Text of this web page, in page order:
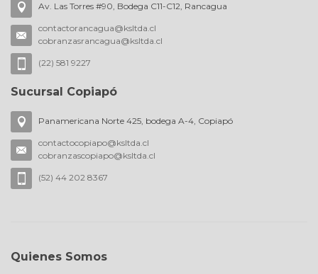
Av. Las Torres #90, Bodega C11-C12, Rancagua
contactorancagua@ksltda.cl
cobranzasrancagua@ksltda.cl
(22) 581 9227
Sucursal Copiapó
Panamericana Norte 425, bodega A-4, Copiapó
contactocopiapo@ksltda.cl
cobranzascopiapo@ksltda.cl
(52) 44 202 8367
Quienes Somos